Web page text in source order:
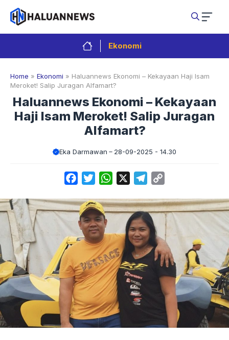
Langsung
isi
Ekonomi
Home » Ekonomi » Haluannews Ekonomi – Kekayaan Haji Isam
Meroket! Salip Juragan Alfamart?
Haluannews Ekonomi – Kekayaan
Haji Isam Meroket! Salip Juragan
Alfamart?
Eka Darmawan 28-09-2025 - 14.30
FacebookTwitterWhatsApp Telegram